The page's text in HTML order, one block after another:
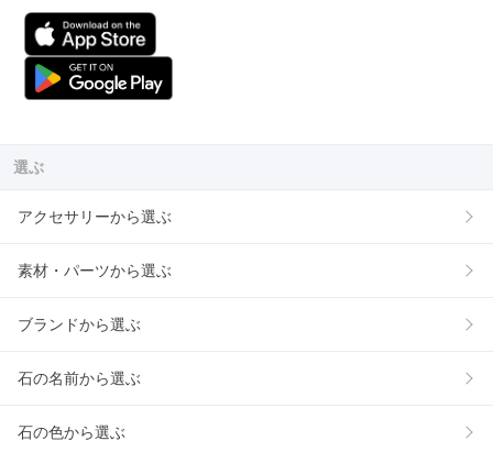
選ぶ
アクセサリーから選ぶ
素材・パーツから選ぶ
ブランドから選ぶ
石の名前から選ぶ
石の色から選ぶ